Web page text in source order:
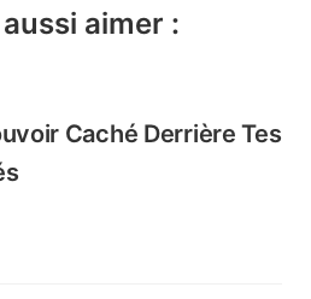
aimer :
Caché Derrière Tes